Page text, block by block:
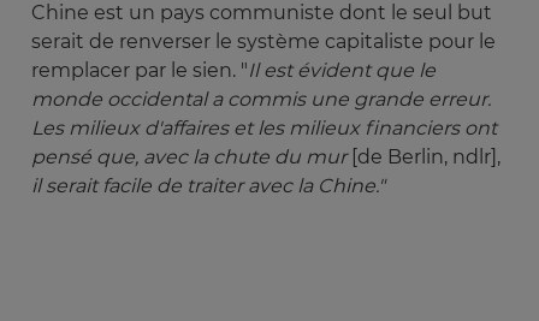
Chine est un pays communiste dont le seul but
serait de renverser le système capitaliste pour le
remplacer par le sien. "Il est évident que le
monde occidental a commis une grande erreur.
Les milieux d'affaires et les milieux financiers ont
pensé que, avec la chute du mur[de Berlin, ndlr],
il serait facile de traiter avec la Chine."